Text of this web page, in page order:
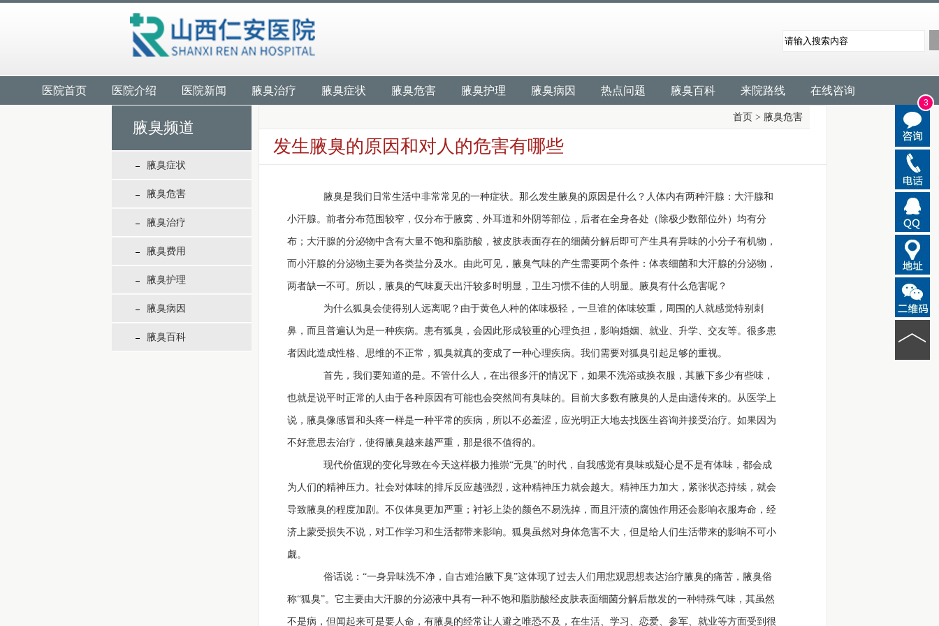
3
医院首页 医院介绍 医院新闻 腋臭治疗 腋臭症状 腋臭危害 腋臭护理 腋臭病因 热点问题 腋臭百科 来院路线 在线咨询
腋臭频道
腋臭症状
腋臭危害
腋臭治疗
腋臭费用
腋臭护理
腋臭病因
腋臭百科
首页 > 腋臭危害
发生腋臭的原因和对人的危害有哪些
腋臭是我们日常生活中非常常见的一种症状。那么发生腋臭的原因是什么？人体内有两种汗腺：大汗腺和
小汗腺。前者分布范围较窄，仅分布于腋窝﹑外耳道和外阴等部位，后者在全身各处（除极少数部位外）均有分
布；大汗腺的分泌物中含有大量不饱和脂肪酸，被皮肤表面存在的细菌分解后即可产生具有异味的小分子有机物，
而小汗腺的分泌物主要为各类盐分及水。由此可见，腋臭气味的产生需要两个条件：体表细菌和大汗腺的分泌物，
两者缺一不可。所以，腋臭的气味夏天出汗较多时明显，卫生习惯不佳的人明显。腋臭有什么危害呢？
为什么狐臭会使得别人远离呢？由于黄色人种的体味极轻，一旦谁的体味较重，周围的人就感觉特别刺
鼻，而且普遍认为是一种疾病。患有狐臭，会因此形成较重的心理负担，影响婚姻、就业、升学、交友等。很多患
者因此造成性格、思维的不正常，狐臭就真的变成了一种心理疾病。我们需要对狐臭引起足够的重视。
首先，我们要知道的是。不管什么人，在出很多汗的情况下，如果不洗浴或换衣服，其腋下多少有些味，
也就是说平时正常的人由于各种原因有可能也会突然间有臭味的。目前大多数有腋臭的人是由遗传来的。从医学上
说，腋臭像感冒和头疼一样是一种平常的疾病，所以不必羞涩，应光明正大地去找医生咨询并接受治疗。如果因为
不好意思去治疗，使得腋臭越来越严重，那是很不值得的。
现代价值观的变化导致在今天这样极力推崇“无臭”的时代，自我感觉有臭味或疑心是不是有体味，都会成
为人们的精神压力。社会对体味的排斥反应越强烈，这种精神压力就会越大。精神压力加大，紧张状态持续，就会
导致腋臭的程度加剧。不仅体臭更加严重；衬衫上染的颜色不易洗掉，而且汗渍的腐蚀作用还会影响衣服寿命，经
济上蒙受损失不说，对工作学习和生活都带来影响。狐臭虽然对身体危害不大，但是给人们生活带来的影响不可小
觑。
俗话说：“一身异味洗不净，自古难治腋下臭”这体现了过去人们用悲观思想表达治疗腋臭的痛苦，腋臭俗
称“狐臭”。它主要由大汗腺的分泌液中具有一种不饱和脂肪酸经皮肤表面细菌分解后散发的一种特殊气味，其虽然
不是病，但闻起来可是要人命，有腋臭的经常让人避之唯恐不及，在生活、学习、恋爱、参军、就业等方面受到很